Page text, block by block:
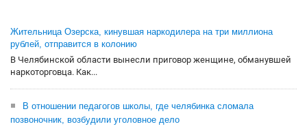
Жительница Озерска, кинувшая наркодилера на три миллиона
рублей, отправится в колонию
В Челябинской области вынесли приговор женщине, обманувшей
наркоторговца. Как...
В отношении педагогов школы, где челябинка сломала
позвоночник, возбудили уголовное дело